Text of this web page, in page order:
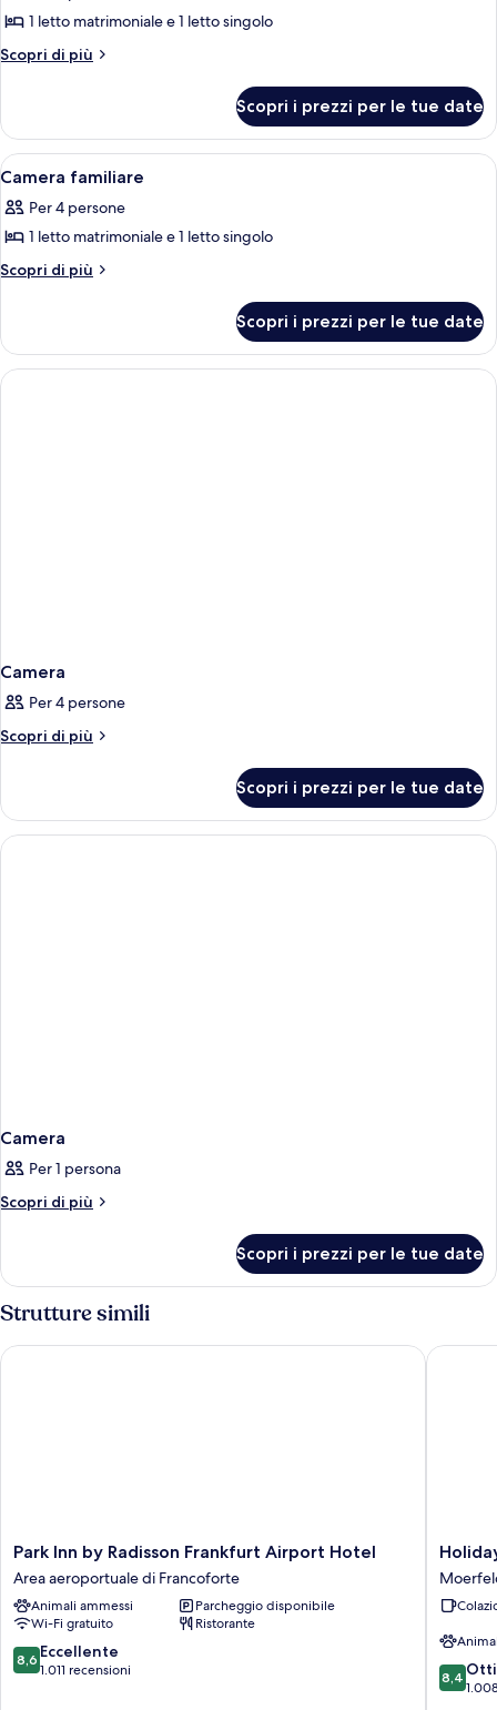
foto
per
1 letto matrimoniale e 1 letto singolo
Scopri di più
Altri
Business
Scopri i prezzi per le tue date
Apri
tutte
le
foto
per
Una camera d'albergo con un letto,
4
Camera familiare
Per 4 persone
1 letto matrimoniale e 1 letto singolo
Scopri di più
Altri
familiare
Scopri i prezzi per le tue date
Camera
Per 4 persone
Scopri di più
Altri
Scopri i prezzi per le tue date
Camera
Per 1 persona
Scopri di più
Altri
Scopri i prezzi per le tue date
Strutture simili
Park
Inn
by
Radisson
Frankfurt
Airport
Hotel
Park Inn by Radisson Frankfurt Airport Hotel
Area aeroportuale di Francoforte
Animali ammessi
Parcheggio disponibile
Wi-Fi gratuito
Ristorante
8.6
su
8,6 Eccellente
1.011 recensioni
Park Inn by Radisson Frankfurt Airport Hotel
Holiday
Inn
Express
by
IHG
8.4
su
8,4
Holiday